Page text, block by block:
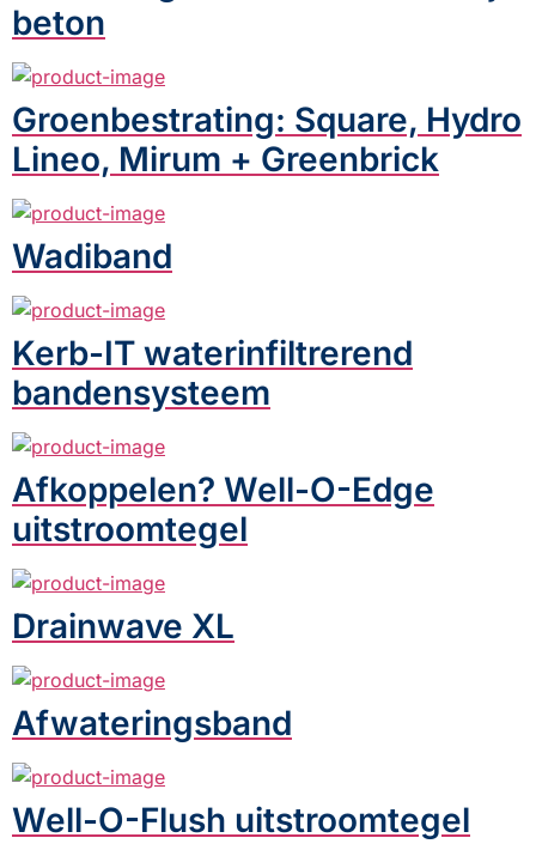
beton
Groenbestrating: Square, Hydro
Lineo, Mirum + Greenbrick
Wadiband
Kerb-IT waterinfiltrerend
bandensysteem
Afkoppelen? Well-O-Edge
uitstroomtegel
Drainwave XL
Afwateringsband
Well-O-Flush uitstroomtegel